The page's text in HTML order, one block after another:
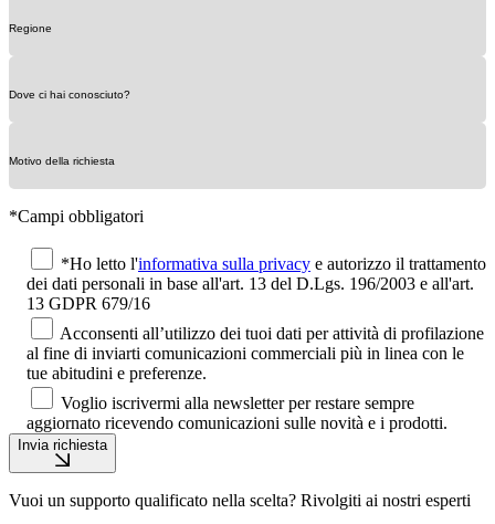
*Campi obbligatori
*Ho letto l'informativa sulla privacy e autorizzo il trattamento
dei dati personali in base all'art. 13 del D.Lgs. 196/2003 e all'art.
13 GDPR 679/16
Acconsenti all’utilizzo dei tuoi dati per attività di profilazione
al fine di inviarti comunicazioni commerciali più in linea con le
tue abitudini e preferenze.
Voglio iscrivermi alla newsletter per restare sempre
aggiornato ricevendo comunicazioni sulle novità e i prodotti.
Invia richiesta
Vuoi un supporto qualificato nella scelta? Rivolgiti ai nostri esperti